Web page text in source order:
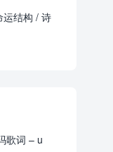
运结构 / 诗
歌词 – u